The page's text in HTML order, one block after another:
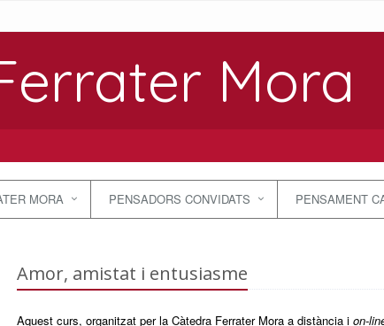
Mora
MORA PENSADORS CONVIDATS PENSAMENT
Amor, amistat i entusiasme
Aquest curs, organitzat per la Càtedra Ferrater Mora a distància i on-